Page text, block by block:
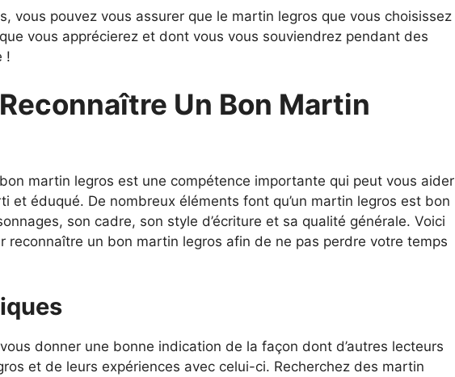
vous pouvez vous assurer que le martin legros que vous choisissez
vous apprécierez et dont vous vous souviendrez pendant des
!
Un Bon Martin
martin legros est une compétence importante qui peut vous aider
et éduqué. De nombreux éléments font qu’un martin legros est bon
son cadre, son style d’écriture et sa qualité générale. Voici
reconnaître un bon martin legros afin de ne pas perdre votre temps
donner une bonne indication de la façon dont d’autres lecteurs
et de leurs expériences avec celui-ci. Recherchez des martin